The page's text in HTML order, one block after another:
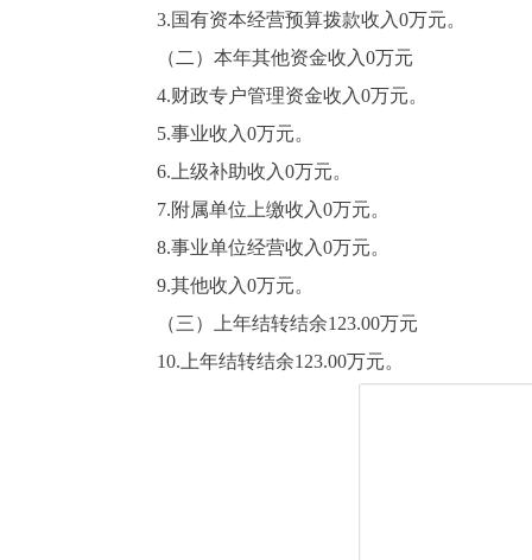
3.国有资本经营预算拨款收入0万元。
（二）本年其他资金收入0万元
4.财政专户管理资金收入0万元。
5.事业收入0万元。
6.上级补助收入0万元。
7.附属单位上缴收入0万元。
8.事业单位经营收入0万元。
9.其他收入0万元。
（三）上年结转结余123.00万元
10.上年结转结余123.00万元。